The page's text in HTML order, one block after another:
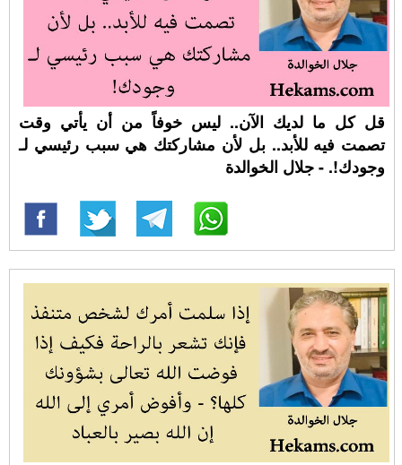
قل كل ما لديك الآن.. ليس خوفاً من أن يأتي وقت
تصمت فيه للأبد.. بل لأن مشاركتك هي سبب رئيسي لـ
وجودك!. - جلال الخوالدة